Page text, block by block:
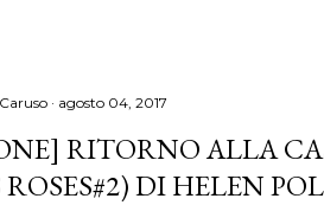
agosto 04, 2017
RITORNO ALLA
ROSES#2) DI HELEN